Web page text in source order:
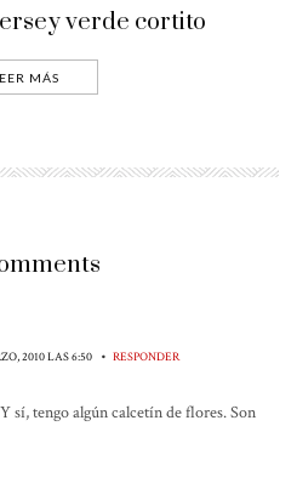
verde cortito
MÁS
2010 LAS 6:50 • RESPONDER
sí, tengo algún calcetín de flores. Son